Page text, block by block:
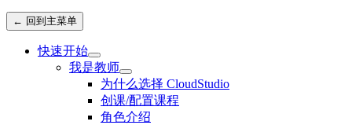
← 回到主菜单
快速开始
我是教师
为什么选择 CloudStudio
创课/配置课程
角色介绍